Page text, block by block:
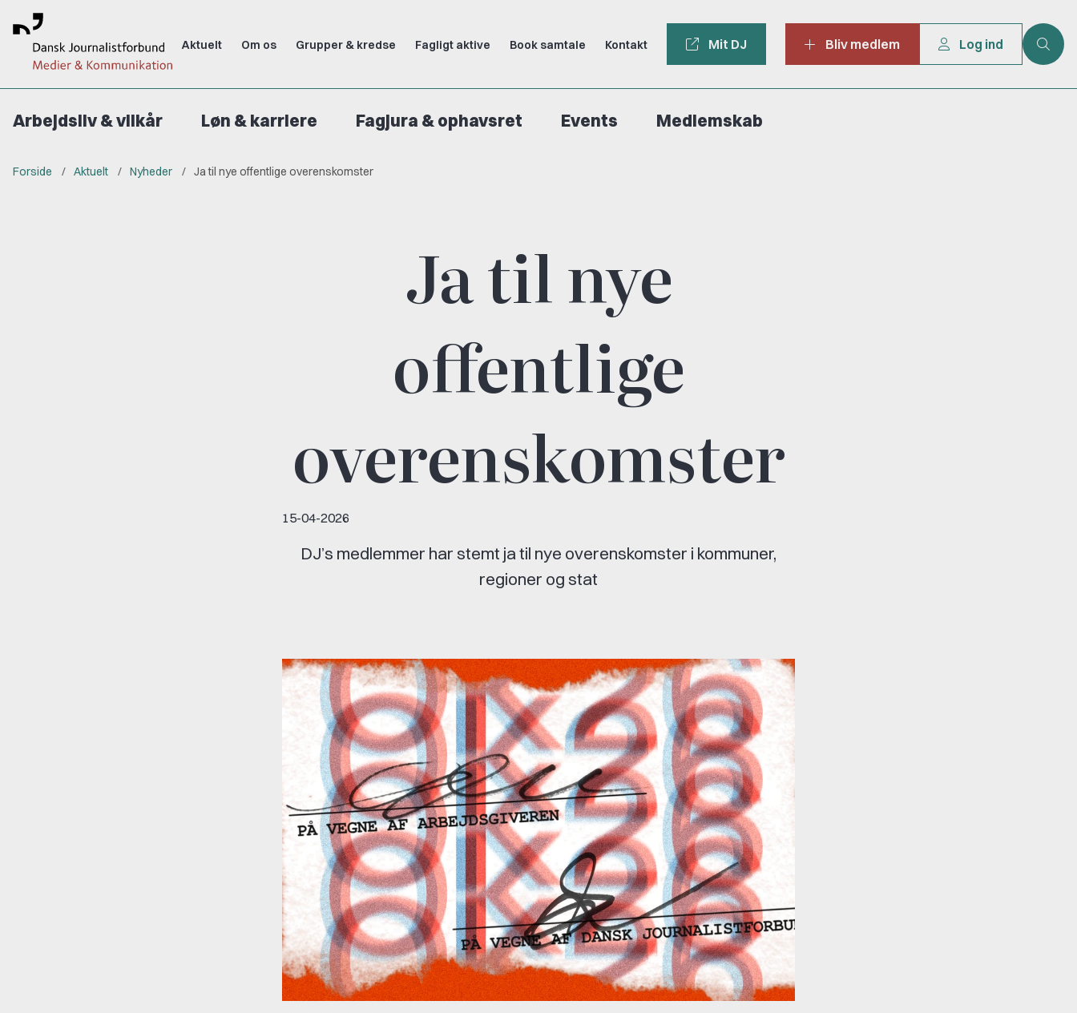
Aktuelt Om os Grupper & kredse Fagligt aktive Book samtale Kontakt Mit DJ Bliv medlem Log ind
Arbejdsliv & vilkår Løn & karriere Fagjura & ophavsret Events Medlemskab
Forside Aktuelt Nyheder Ja til nye offentlige overenskomster
Ja til nye
offentlige
overenskomster
15-04-2026
DJ’s medlemmer har stemt ja til nye overenskomster i kommuner,
regioner og stat